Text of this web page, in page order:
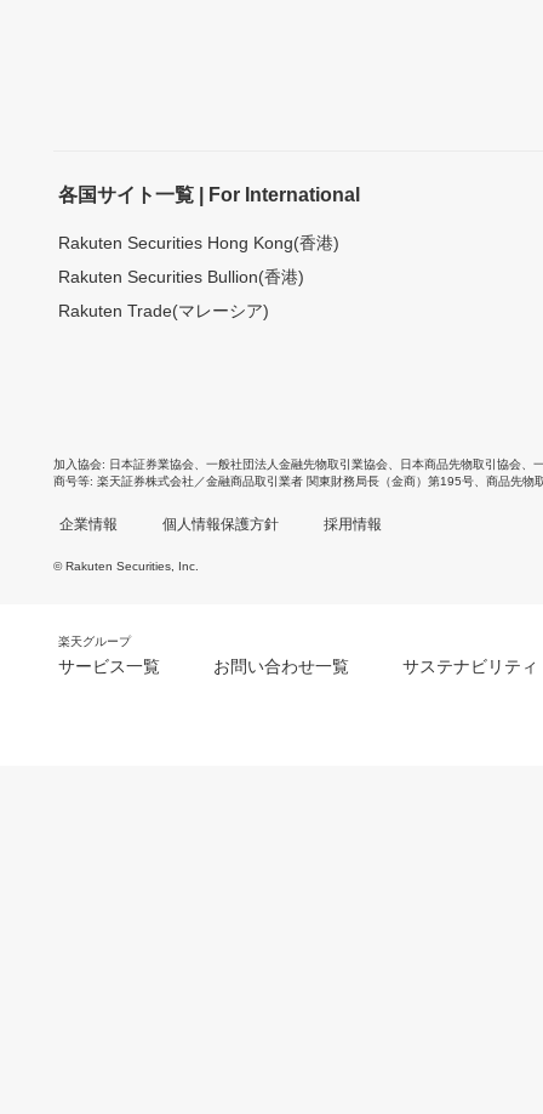
各国サイト一覧 | For International
Rakuten Securities Hong Kong(香港)
Rakuten Securities Bullion(香港)
Rakuten Trade(マレーシア)
加入協会 日本証券業協会 一般社団法人金融先物取引業協会 日本商品先物取引協会
商号等 楽天証券株式会社／金融商品取引業者 関東財務局長（金商）第195号、商品先物
企業情報 個人情報保護方針 採用情報
© Rakuten Securities, Inc.
楽天グループ
サービス一覧 お問い合わせ一覧 サステナビリティ